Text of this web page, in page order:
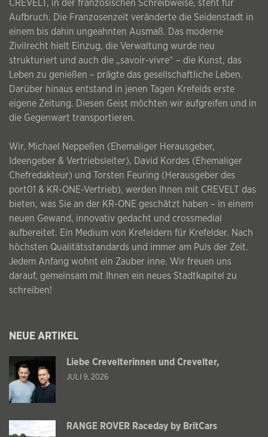
CREVELT, in der französischen Schreibweise, steht für
Aufbruch. Die Franzosenzeit veränderte die Seidenstadt in
einem bis dahin ungeahnten Ausmaß. Das moderne
Zivilrecht hielt Einzug, die Verwaltung wurde neu
strukturiert und auch die „savoir-vivre“ – die Kunst, das
Leben zu genießen – prägte das gesellschaftliche Leben.
Darüber hinaus entstand in jenen Tagen Krefelds erste
eigene Zeitung. Diesen Geist möchten wir aufgreifen und in
die Gegenwart transportieren.
Wir, Michael Neppeßen (Ehemaliger Herausgeber,
Ideengeber & Vertriebsleiter), David Kordes (Ehemaliger
Chefredakteur) und Torsten Feuring (Herausgeber des
port01 & KR-ONE-Vertrieb), werden Ihnen mit CREVELT das
bieten, was Sie an der KR-ONE geschätzt haben – in einem
neuen Gewand, innovativ gedacht und crossmedial
aufbereitet. Ein Medium von Krefeldern für Krefelder. Nach
höchsten Qualitätsstandards und immer am Puls der Zeit.
Jedem Anfang wohnt ein Zauber inne. Wir freuen uns
darauf, gemeinsam mit Ihnen ein neues Stadtkapitel zu
schreiben!
NEUE ARTIKEL
Liebe Crevelterinnen und Crevelter,
JULI 9, 2026
RANGE ROVER Raceday by BritCars